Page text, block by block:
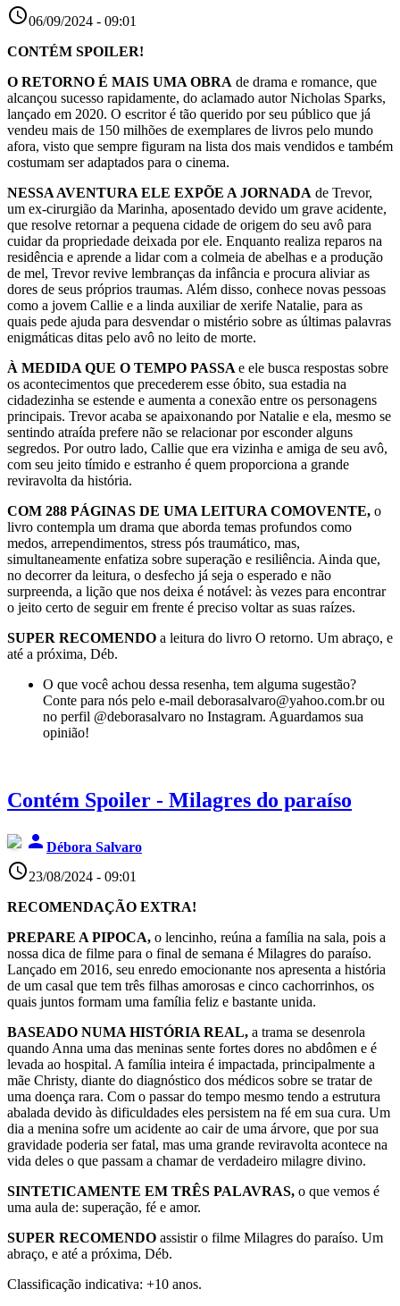
access_time06/09/2024 - 09:01
CONTÉM SPOILER!
O RETORNO É MAIS UMA OBRA de drama e romance, que
alcançou sucesso rapidamente, do aclamado autor Nicholas Sparks,
lançado em 2020. O escritor é tão querido por seu público que já
vendeu mais de 150 milhões de exemplares de livros pelo mundo
afora, visto que sempre figuram na lista dos mais vendidos e também
costumam ser adaptados para o cinema.
NESSA AVENTURA ELE EXPÕE A JORNADA de Trevor,
um ex-cirurgião da Marinha, aposentado devido um grave acidente,
que resolve retornar a pequena cidade de origem do seu avô para
cuidar da propriedade deixada por ele. Enquanto realiza reparos na
residência e aprende a lidar com a colmeia de abelhas e a produção
de mel, Trevor revive lembranças da infância e procura aliviar as
dores de seus próprios traumas. Além disso, conhece novas pessoas
como a jovem Callie e a linda auxiliar de xerife Natalie, para as
quais pede ajuda para desvendar o mistério sobre as últimas palavras
enigmáticas ditas pelo avô no leito de morte.
À MEDIDA QUE O TEMPO PASSA e ele busca respostas sobre
os acontecimentos que precederem esse óbito, sua estadia na
cidadezinha se estende e aumenta a conexão entre os personagens
principais. Trevor acaba se apaixonando por Natalie e ela, mesmo se
sentindo atraída prefere não se relacionar por esconder alguns
segredos. Por outro lado, Callie que era vizinha e amiga de seu avô,
com seu jeito tímido e estranho é quem proporciona a grande
reviravolta da história.
COM 288 PÁGINAS DE UMA LEITURA COMOVENTE, o
livro contempla um drama que aborda temas profundos como
medos, arrependimentos, stress pós traumático, mas,
simultaneamente enfatiza sobre superação e resiliência. Ainda que,
no decorrer da leitura, o desfecho já seja o esperado e não
surpreenda, a lição que nos deixa é notável: às vezes para encontrar
o jeito certo de seguir em frente é preciso voltar as suas raízes.
SUPER RECOMENDO a leitura do livro O retorno. Um abraço, e
até a próxima, Déb.
O que você achou dessa resenha, tem alguma sugestão?
Conte para nós pelo e-mail deborasalvaro@yahoo.com.br ou
no perfil @deborasalvaro no Instagram. Aguardamos sua
opinião!
Contém Spoiler - Milagres do paraíso
person Débora Salvaro
access_time23/08/2024 - 09:01
RECOMENDAÇÃO EXTRA!
PREPARE A PIPOCA, o lencinho, reúna a família na sala, pois a
nossa dica de filme para o final de semana é Milagres do paraíso.
Lançado em 2016, seu enredo emocionante nos apresenta a história
de um casal que tem três filhas amorosas e cinco cachorrinhos, os
quais juntos formam uma família feliz e bastante unida.
BASEADO NUMA HISTÓRIA REAL, a trama se desenrola
quando Anna uma das meninas sente fortes dores no abdômen e é
levada ao hospital. A família inteira é impactada, principalmente a
mãe Christy, diante do diagnóstico dos médicos sobre se tratar de
uma doença rara. Com o passar do tempo mesmo tendo a estrutura
abalada devido às dificuldades eles persistem na fé em sua cura. Um
dia a menina sofre um acidente ao cair de uma árvore, que por sua
gravidade poderia ser fatal, mas uma grande reviravolta acontece na
vida deles o que passam a chamar de verdadeiro milagre divino.
SINTETICAMENTE EM TRÊS PALAVRAS, o que vemos é
uma aula de: superação, fé e amor.
SUPER RECOMENDO assistir o filme Milagres do paraíso. Um
abraço, e até a próxima, Déb.
Classificação indicativa: +10 anos.